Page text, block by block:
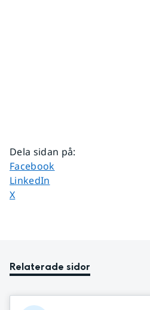
Dela sidan på:
Dela sidan på
Facebook
Dela sidan på
LinkedIn
Dela sidan på
X
Relaterade sidor